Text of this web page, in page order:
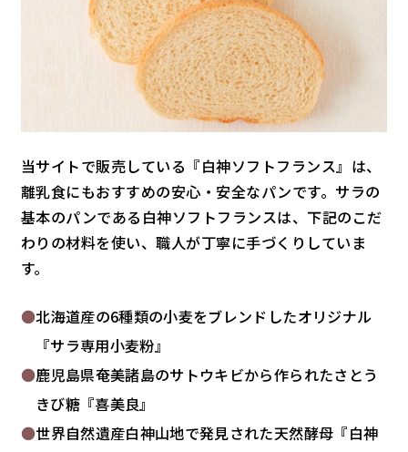
当サイトで販売している『白神ソフトフランス』は、
離乳食にもおすすめの安心・安全なパンです。サラの
基本のパンである白神ソフトフランスは、下記のこだ
わりの材料を使い、職人が丁寧に手づくりしていま
す。
北海道産の6種類の小麦をブレンドしたオリジナル
『サラ専用小麦粉』
鹿児島県奄美諸島のサトウキビから作られたさとう
きび糖『喜美良』
世界自然遺産白神山地で発見された天然酵母『白神